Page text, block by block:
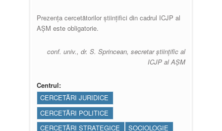
Prezența cercetătorilor științifici din cadrul ICJP al
AȘM este obligatorie.
conf. univ., dr. S. Sprincean, secretar ştiinţific al
ICJP al AȘM
Centrul:
CERCETĂRI JURIDICE
CERCETĂRI POLITICE
CERCETĂRI STRATEGICE
SOCIOLOGIE